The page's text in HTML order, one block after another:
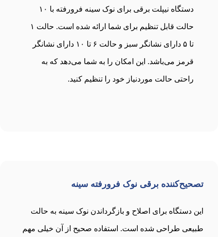
دستگاه نیپلت برقی برای نوک سینه فرورفته با ۱۰
حالت قابل تنظیم برای شما ارائه شده است. حالت ۱
تا ۵ دارای نشانگر سبز و حالت ۶ تا ۱۰ دارای نشانگر
قرمز می‌باشد. این امکان را به شما می‌دهد که به
راحتی حالت موردنیاز خود را تنظیم کنید.
تصحیح‌کننده برقی نوک فرورفته سینه
این دستگاه برای اصلاح و بازگرداندن نوک سینه به حالت
طبیعی طراحی شده است. استفاده صحیح از آن خیلی مهم